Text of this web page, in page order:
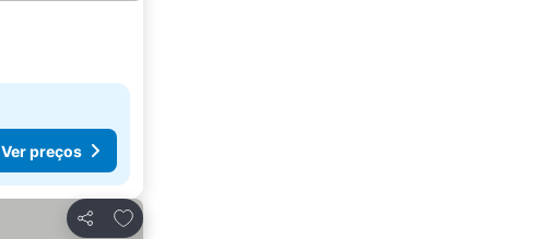
Ver preços
Partilhar
Adicionar aos favoritos